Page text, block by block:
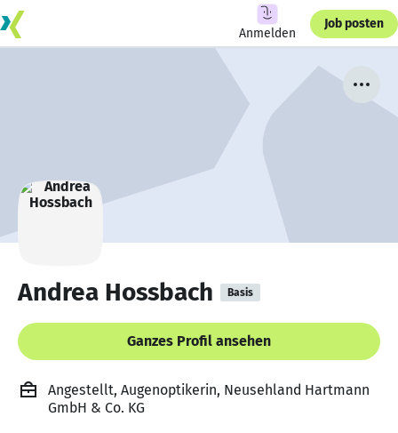
Anmelden
Job posten
Andrea Hossbach Basis
Ganzes Profil ansehen
Angestellt, Augenoptikerin, Neusehland Hartmann
GmbH & Co. KG